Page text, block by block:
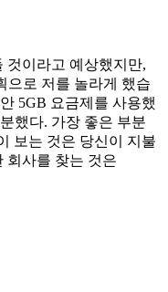
것이라고 예상했지만,
으로 저를 놀라게 했습
5GB 요금제를 사용했
했다. 가장 좋은 부분
보는 것은 당신이 지불
회사를 찾는 것은